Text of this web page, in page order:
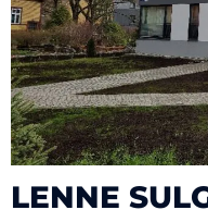
LENNE